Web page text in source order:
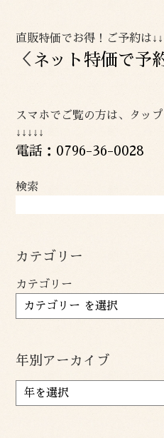
直販特価でお得！ご予約は
＜ ネット特価で予
スマホでご覧の方は、タップ
↓↓↓↓↓
電話：0796-36-0028
検索
カテゴリー
カテゴリー
年別アーカイブ
ア
ー